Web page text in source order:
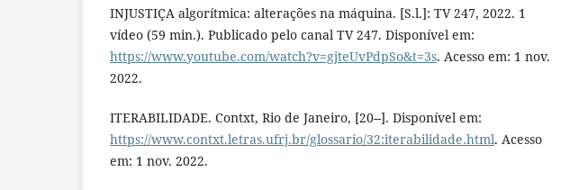
INJUSTIÇA algorítmica: alterações na máquina. [S.l.]: TV 247, 2022. 1
vídeo (59 min.). Publicado pelo canal TV 247. Disponível em:
https://www.youtube.com/watch?v=gjteUvPdpSo&t=3s. Acesso em: 1 nov.
2022.
ITERABILIDADE. Contxt, Rio de Janeiro, [20--]. Disponível em:
https://www.contxt.letras.ufrj.br/glossario/32:iterabilidade.html. Acesso
em: 1 nov. 2022.